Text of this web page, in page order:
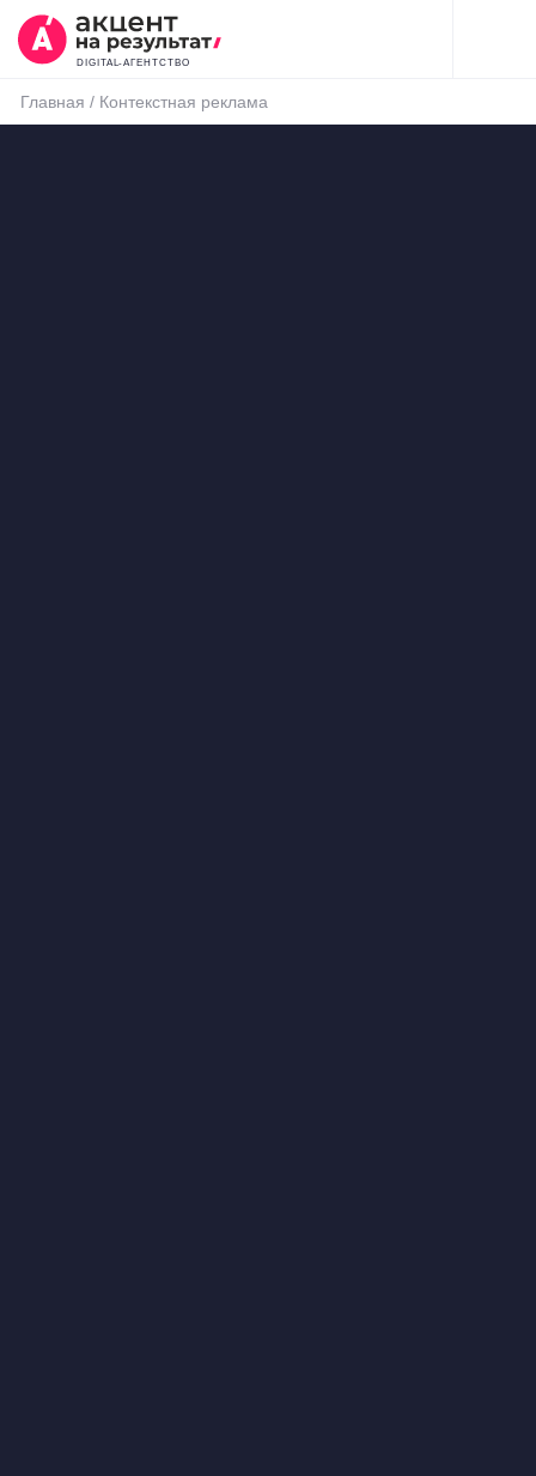
DIGITAL-АГЕНТСТВО
Главная / Контекстная реклама